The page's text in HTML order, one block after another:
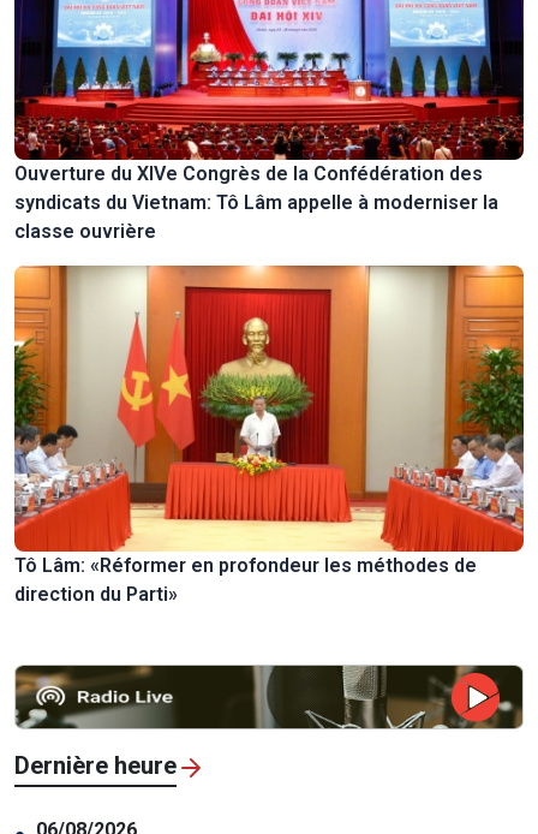
Ouverture du XIVe Congrès de la Confédération des
syndicats du Vietnam: Tô Lâm appelle à moderniser la
classe ouvrière
Tô Lâm: «Réformer en profondeur les méthodes de
direction du Parti»
Dernière heure